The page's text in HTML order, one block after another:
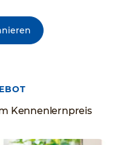
Kennenlernpreis